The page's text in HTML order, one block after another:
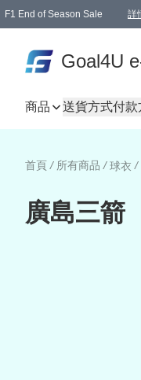
F1 End of Season Sale 詳
Goal4U
商品 送貨方式付款
首頁 / 所有商品 / 球衣 /
廣島三箭